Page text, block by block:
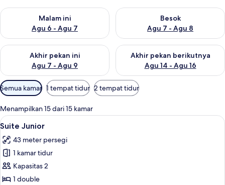
Malam ini
Agu 6 - Agu 7
Periksa ketersediaan untuk malam ini Agu 6 - Agu 7
Besok
Agu 7 - Agu 8
Periksa ketersediaan untuk
Akhir pekan ini
Agu 7 - Agu 9
Periksa ketersediaan untuk akhir pekan ini Agu 7 - Agu 9
Akhir pekan berikutnya
Agu 14 - Agu 16
Periksa ketersediaan untuk
Filter
tersedia
untuk
kamar
Semua kamar 1 tempat tidur 2 tempat tidur
Menampilkan 15 dari 15 kamar
Lihat
semua
foto
untuk
Suite
Junior
Seprai premium, minibar, brankas,
7
Suite Junior
43 meter persegi
1 kamar tidur
Kapasitas 2
1 double